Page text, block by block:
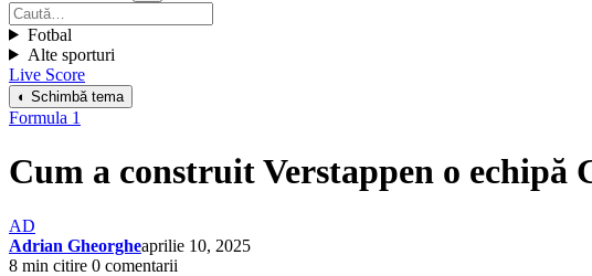
Fotbal
Alte sporturi
Live Score
◐ Schimbă tema
Formula 1
Cum a construit Verstappen o echipă
AD
Adrian Gheorgheaprilie 10, 2025
8 min citire 0 comentarii